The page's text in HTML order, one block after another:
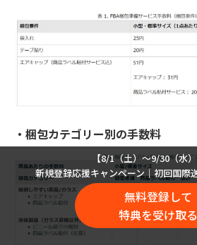
・梱包カテゴリー別の手数料
【8/1（土）〜9/30（水）
新規登録応援キャンペーン｜初回国際
無料登録して
特典を受け取る